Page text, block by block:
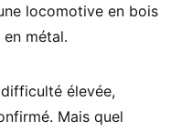
locomotive en bois
métal.
élevée,
Mais quel